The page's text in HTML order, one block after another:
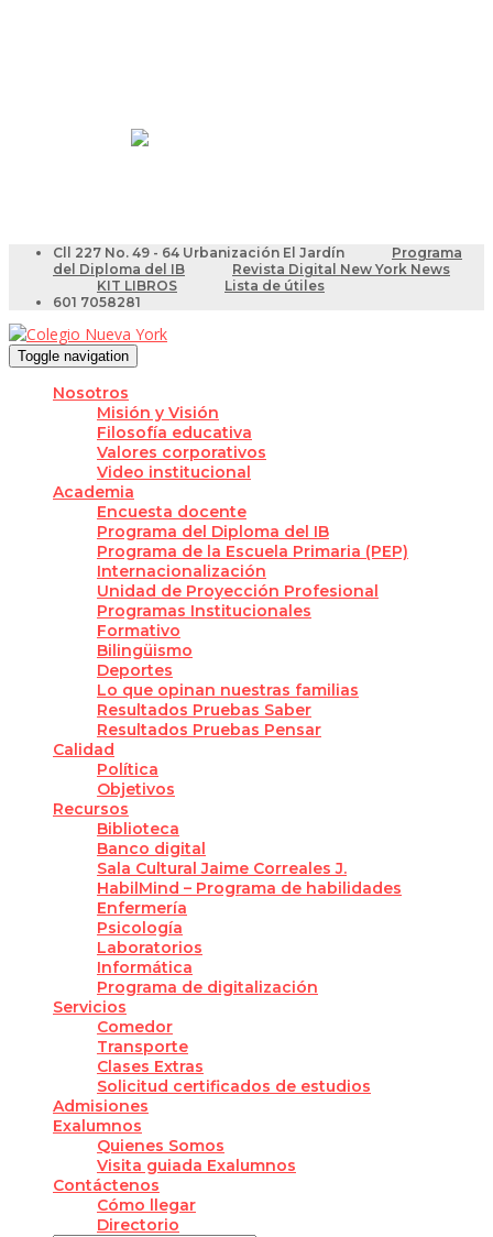
Cll 227 No. 49 - 64 Urbanización El Jardín
Programa
del Diploma del IB
Revista Digital New York News
KIT LIBROS
Lista de útiles
601 7058281
Toggle navigation
Nosotros
Misión y Visión
Filosofía educativa
Valores corporativos
Video institucional
Academia
Encuesta docente
Programa del Diploma del IB
Programa de la Escuela Primaria (PEP)
Internacionalización
Unidad de Proyección Profesional
Programas Institucionales
Formativo
Bilingüismo
Deportes
Lo que opinan nuestras familias
Resultados Pruebas Saber
Resultados Pruebas Pensar
Calidad
Política
Objetivos
Recursos
Biblioteca
Banco digital
Sala Cultural Jaime Correales J.
HabilMind – Programa de habilidades
Enfermería
Psicología
Laboratorios
Informática
Programa de digitalización
Servicios
Comedor
Transporte
Clases Extras
Solicitud certificados de estudios
Admisiones
Exalumnos
Quienes Somos
Visita guiada Exalumnos
Contáctenos
Cómo llegar
Directorio